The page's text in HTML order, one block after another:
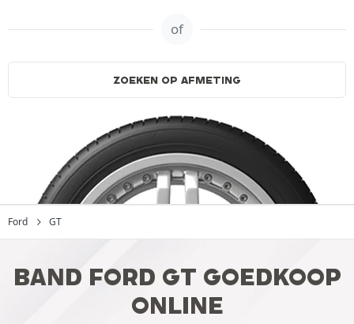
of
ZOEKEN OP AFMETING
Ford GT
BAND FORD GT GOEDKOOP
ONLINE